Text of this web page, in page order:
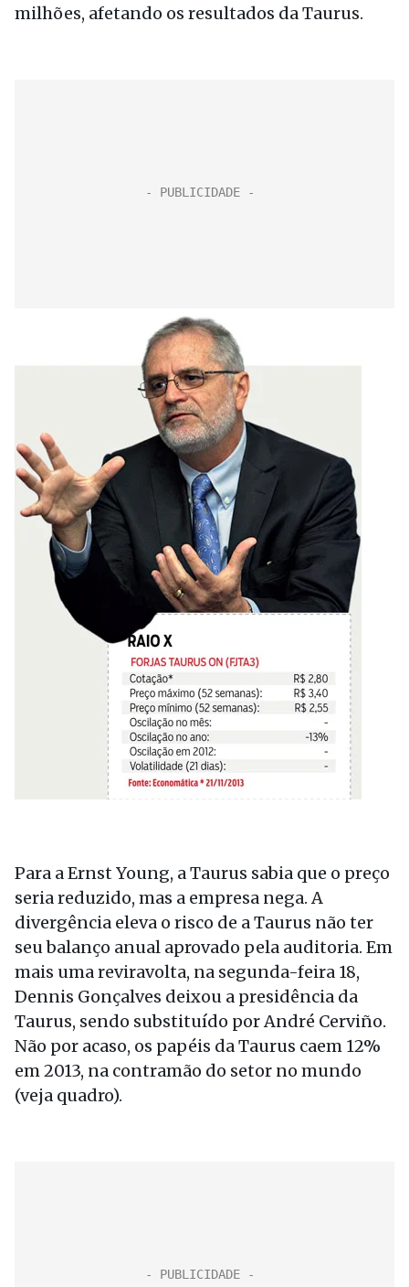
milhões, afetando os resultados da Taurus.
Para a Ernst Young, a Taurus sabia que o preço
seria reduzido, mas a empresa nega. A
divergência eleva o risco de a Taurus não ter
seu balanço anual aprovado pela auditoria. Em
mais uma reviravolta, na segunda-feira 18,
Dennis Gonçalves deixou a presidência da
Taurus, sendo substituído por André Cerviño.
Não por acaso, os papéis da Taurus caem 12%
em 2013, na contramão do setor no mundo
(veja quadro).